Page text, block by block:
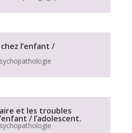
l’enfant /
et les troubles
/ l’adolescent.